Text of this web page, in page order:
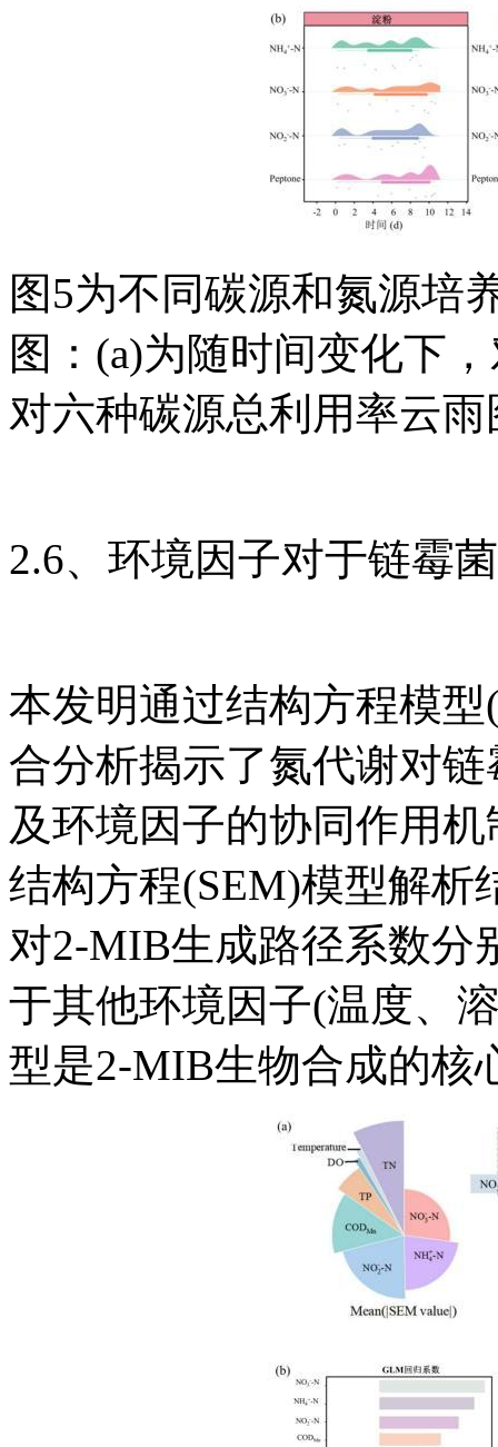
图5为不同碳源和氮源培
图：(a)为随时间变化下
对六种碳源总利用率云雨
2.6、环境因子对于链霉
本发明通过结构方程模
合分析揭示了氮代谢对
及环境因子的协同作用
结构方程(SEM)模型解析
对2-MIB生成路径系数分
于其他环境因子(温度、
型是2-MIB生物合成的核